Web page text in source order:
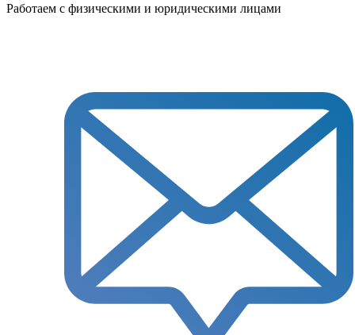
Работаем с физическими и юридическими лицами